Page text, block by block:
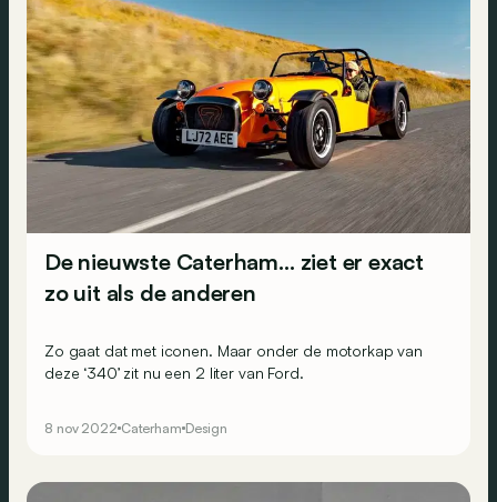
De nieuwste Caterham… ziet er exact
zo uit als de anderen
Zo gaat dat met iconen. Maar onder de motorkap van
deze ‘340’ zit nu een 2 liter van Ford.
8 nov 2022 Caterham Design